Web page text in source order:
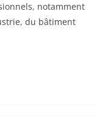
notamment
du bâtiment